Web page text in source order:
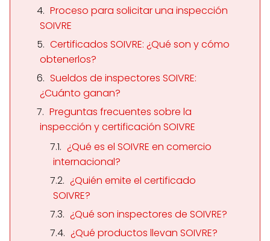
Proceso para solicitar una inspección
SOIVRE
Certificados SOIVRE: ¿Qué son y cómo
obtenerlos?
Sueldos de inspectores SOIVRE:
¿Cuánto ganan?
Preguntas frecuentes sobre la
inspección y certificación SOIVRE
¿Qué es el SOIVRE en comercio
internacional?
¿Quién emite el certificado
SOIVRE?
¿Qué son inspectores de SOIVRE?
¿Qué productos llevan SOIVRE?